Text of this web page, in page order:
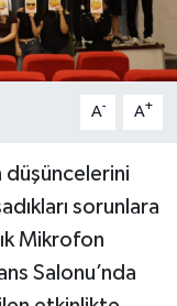
A- A+
düşüncelerini
sorunlara
Mikrofon
Salonu’nda